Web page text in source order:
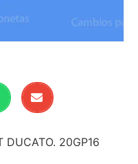
DUCATO. 20GP16